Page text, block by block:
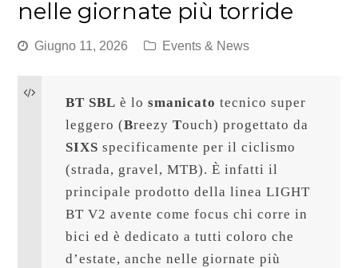
nelle giornate più torride
Giugno 11, 2026 Events & News
BT SBL è lo smanicato tecnico super
leggero (Breezy T
SIXS specificamente per il ciclismo
(strada, gravel, MTB). È infatti il
principale prodotto della linea LIGHT
BT V2 avente come focus chi corre in
bici ed è dedicato a tutti coloro che
d’estate, anche nelle giornate più